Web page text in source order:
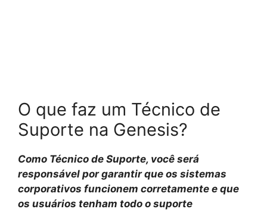
O que faz um Técnico de
Suporte na Genesis?
Como Técnico de Suporte, você será
responsável por garantir que os sistemas
corporativos funcionem corretamente e que
os usuários tenham todo o suporte